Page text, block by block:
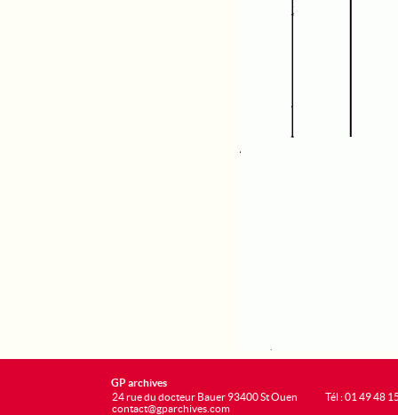
GP archives
24 rue du docteur Bauer 93400 St Ouen
contact@gparchives.com
Tél : 01 49 48